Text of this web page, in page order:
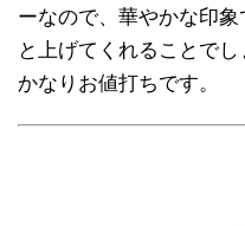
ーなので、華やかな印
と上げてくれることでし
かなりお値打ちです。